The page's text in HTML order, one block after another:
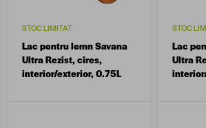
STOC LIMITAT
Lac pentru lemn Savana
Ultra Rezist, cires,
interior/exterior, 0.75L
STOC
Lac
Ultra